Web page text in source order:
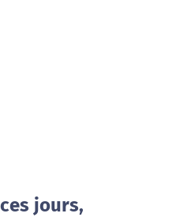
jours,